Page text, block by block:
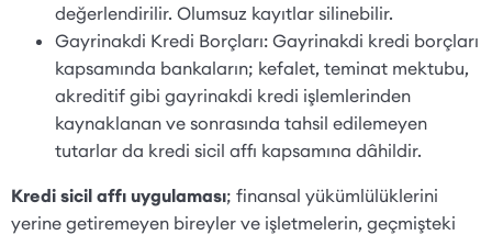
değerlendirilir. Olumsuz kayıtlar silinebilir.
Gayrinakdi Kredi Borçları: Gayrinakdi kredi borçları
kapsamında bankaların; kefalet, teminat mektubu,
akreditif gibi gayrinakdi kredi işlemlerinden
kaynaklanan ve sonrasında tahsil edilemeyen
tutarlar da kredi sicil affı kapsamına dâhildir.
Kredi sicil affı uygulaması; finansal yükümlülüklerini
yerine getiremeyen bireyler ve işletmelerin, geçmişteki